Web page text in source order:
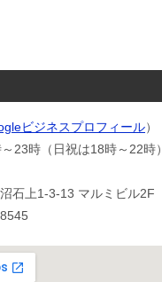
ビジネスプロフィール）
23時（日祝は18時～22時）
石上1-3-13 マルミビル2F